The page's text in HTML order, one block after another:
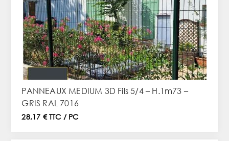
PANNEAUX MEDIUM 3D Fils 5/4 – H.1m73 –
GRIS RAL 7016
28,17 € TTC / PC